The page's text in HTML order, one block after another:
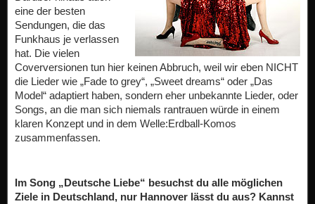
eine der besten
Sendungen, die das
Funkhaus je verlassen
hat. Die vielen
Coverversionen tun hier keinen Abbruch, weil wir eben NICHT
die Lieder wie „Fade to grey“, „Sweet dreams“ oder „Das
Model“ adaptiert haben, sondern eher unbekannte Lieder, oder
Songs, an die man sich niemals rantrauen würde in einem
klaren Konzept und in dem Welle:Erdball-Komos
zusammenfassen.
Im Song „Deutsche Liebe“ besuchst du alle möglichen
Ziele in Deutschland, nur Hannover lässt du aus? Kannst